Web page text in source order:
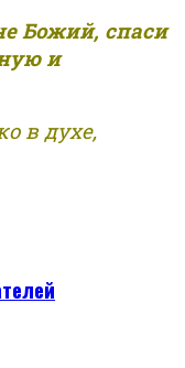
Божий, спаси
и
в духе,